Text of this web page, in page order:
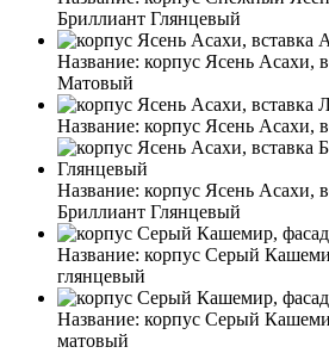
Бриллиант Глянцевый
Название: корпус Ясень Асахи,
Матовый
Название: корпус Ясень Асахи,
Название: корпус Ясень Асахи,
Бриллиант Глянцевый
Название: корпус Серый
глянцевый
Название: корпус Серый
матовый